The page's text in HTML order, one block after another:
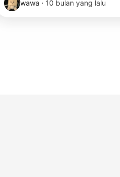
wawa · 10 bulan yang lalu